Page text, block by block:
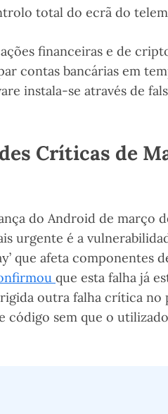
total do ecrã do
financeiras e de
contas bancárias em
instala-se através de
Críticas de
do Android de março
urgente é a
que afeta componentes
que esta falha já
outra falha crítica no
sem que o